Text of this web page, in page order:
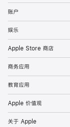
账户
娱乐
Apple Store 商店
商务应用
教育应用
Apple 价值观
关于 Apple